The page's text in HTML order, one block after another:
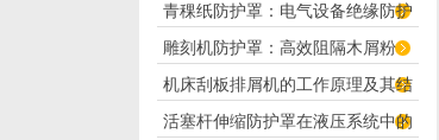
青稞纸防护罩：电气设备绝缘防护
专用方案
雕刻机防护罩：高效阻隔木屑粉
尘，守护设备精度与安全
机床刮板排屑机的工作原理及其结
构分析
活塞杆伸缩防护罩在液压系统中的